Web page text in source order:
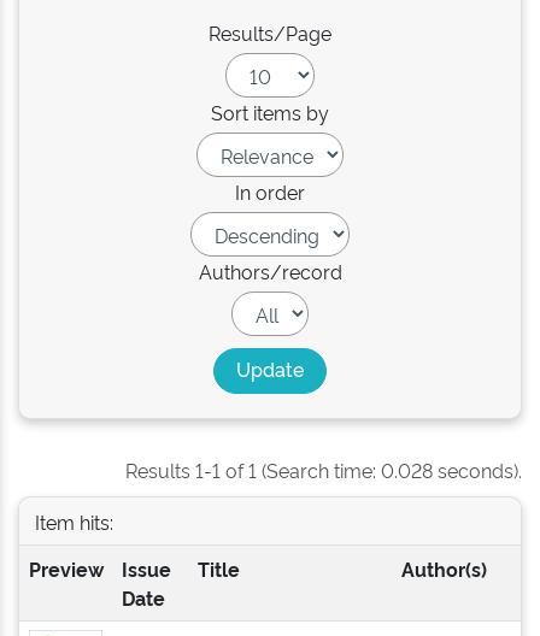
Results/Page
Sort items by
In order
Authors/record
Results 1-1 of 1 (Search time: 0.028 seconds).
Item hits:
Preview
Issue
Date
Title Author(s)